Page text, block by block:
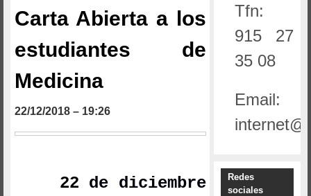
Carta Abierta a los
estudiantes de
Medicina
22/12/2018 – 19:26
22 de diciembre
Tfn:
915 27
35 08
Email:
Redes
sociales